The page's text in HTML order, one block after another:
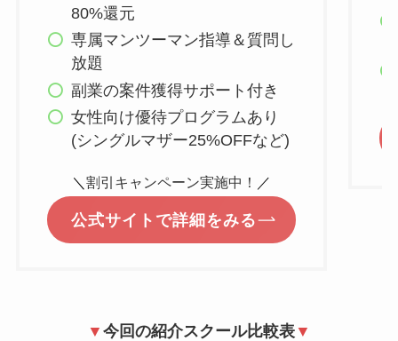
80%還元
専属マンツーマン指導＆質問し
放題
副業の案件獲得サポート付き
女性向け優待プログラムあり
(シングルマザー25%OFFなど)
＼ 割引キャンペーン実施中！ ／
公式サイトで詳細をみる
▼ 今回の紹介スクール比較表 ▼